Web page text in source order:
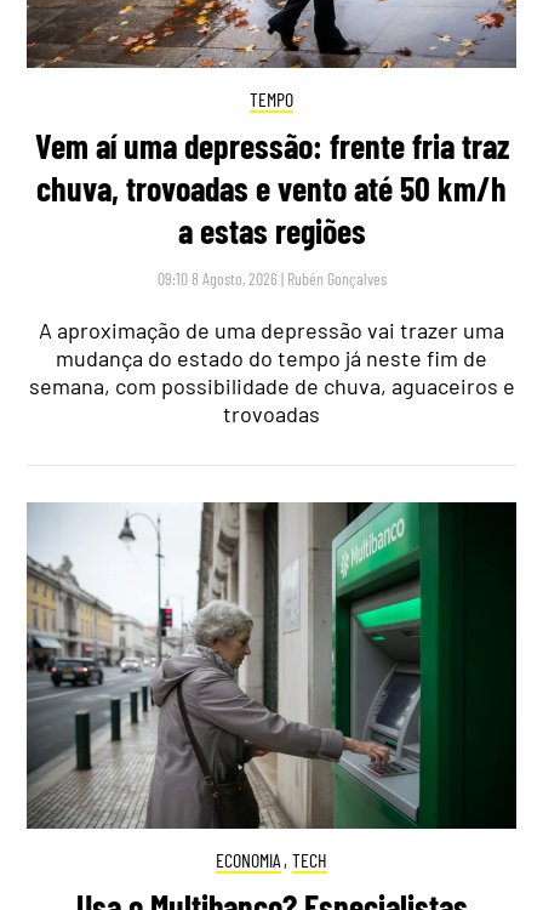
TEMPO
Vem aí uma depressão: frente fria traz
chuva, trovoadas e vento até 50 km/h
a estas regiões
09:10 8 Agosto, 2026 | Rubén Gonçalves
A aproximação de uma depressão vai trazer uma
mudança do estado do tempo já neste fim de
semana, com possibilidade de chuva, aguaceiros e
trovoadas
ECONOMIA , TECH